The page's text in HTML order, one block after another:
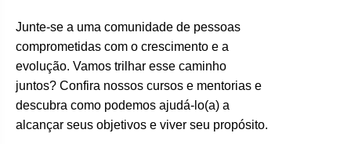
Junte-se a uma comunidade de pessoas
comprometidas com o crescimento e a
evolução. Vamos trilhar esse caminho
juntos? Confira nossos cursos e mentorias e
descubra como podemos ajudá-lo(a) a
alcançar seus objetivos e viver seu propósito.